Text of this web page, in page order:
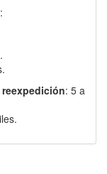
: 5 a